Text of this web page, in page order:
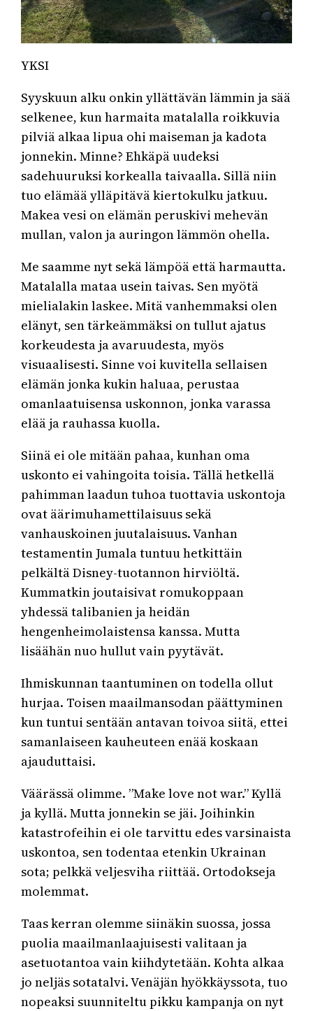
YKSI
Syyskuun alku onkin yllättävän lämmin ja sää
selkenee, kun harmaita matalalla roikkuvia
pilviä alkaa lipua ohi maiseman ja kadota
jonnekin. Minne? Ehkäpä uudeksi
sadehuuruksi korkealla taivaalla. Sillä niin
tuo elämää ylläpitävä kiertokulku jatkuu.
Makea vesi on elämän peruskivi mehevän
mullan, valon ja auringon lämmön ohella.
Me saamme nyt sekä lämpöä että harmautta.
Matalalla mataa usein taivas. Sen myötä
mielialakin laskee. Mitä vanhemmaksi olen
elänyt, sen tärkeämmäksi on tullut ajatus
korkeudesta ja avaruudesta, myös
visuaalisesti. Sinne voi kuvitella sellaisen
elämän jonka kukin haluaa, perustaa
omanlaatuisensa uskonnon, jonka varassa
elää ja rauhassa kuolla.
Siinä ei ole mitään pahaa, kunhan oma
uskonto ei vahingoita toisia. Tällä hetkellä
pahimman laadun tuhoa tuottavia uskontoja
ovat äärimuhamettilaisuus sekä
vanhauskoinen juutalaisuus. Vanhan
testamentin Jumala tuntuu hetkittäin
pelkältä Disney-tuotannon hirviöltä.
Kummatkin joutaisivat romukoppaan
yhdessä talibanien ja heidän
hengenheimolaistensa kanssa. Mutta
lisäähän nuo hullut vain pyytävät.
Ihmiskunnan taantuminen on todella ollut
hurjaa. Toisen maailmansodan päättyminen
kun tuntui sentään antavan toivoa siitä, ettei
samanlaiseen kauheuteen enää koskaan
ajauduttaisi.
Väärässä olimme. ”Make love not war.” Kyllä
ja kyllä. Mutta jonnekin se jäi. Joihinkin
katastrofeihin ei ole tarvittu edes varsinaista
uskontoa, sen todentaa etenkin Ukrainan
sota; pelkkä veljesviha riittää. Ortodokseja
molemmat.
Taas kerran olemme siinäkin suossa, jossa
puolia maailmanlaajuisesti valitaan ja
asetuotantoa vain kiihdytetään. Kohta alkaa
jo neljäs sotatalvi. Venäjän hyökkäyssota, tuo
nopeaksi suunniteltu pikku kampanja on nyt